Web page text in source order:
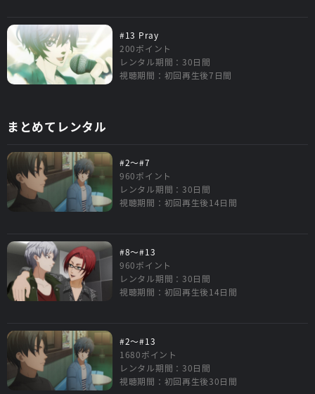
#13 Pray
200ポイント
レンタル期間：30日間
視聴期間：初回再生後7日間
まとめてレンタル
#2～#7
960ポイント
レンタル期間：30日間
視聴期間：初回再生後14日間
#8～#13
960ポイント
レンタル期間：30日間
視聴期間：初回再生後14日間
#2～#13
1680ポイント
レンタル期間：30日間
視聴期間：初回再生後30日間